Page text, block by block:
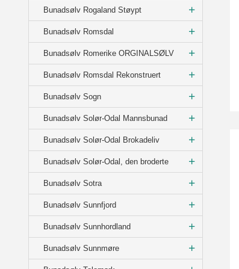
Bunadsølv Rogaland Støypt
Bunadsølv Romsdal
Bunadsølv Romerike ORGINALSØLV
Bunadsølv Romsdal Rekonstruert
Bunadsølv Sogn
Bunadsølv Solør-Odal Mannsbunad
Bunadsølv Solør-Odal Brokadeliv
Bunadsølv Solør-Odal, den broderte
Bunadsølv Sotra
Bunadsølv Sunnfjord
Bunadsølv Sunnhordland
Bunadsølv Sunnmøre